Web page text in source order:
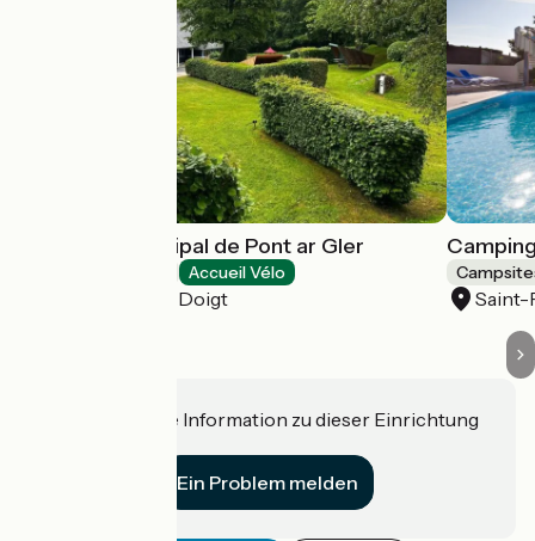
Camping Municipal de Pont ar Gler
Accueil Vélo
Saint-Jean-du-Doigt
Haben Sie eine Information zu dieser Einrichtung
Ein Problem melden